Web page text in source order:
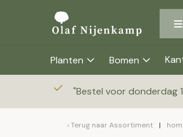
Planten Bomen
"Bestel voor donderdag
Terug naar Assortiment